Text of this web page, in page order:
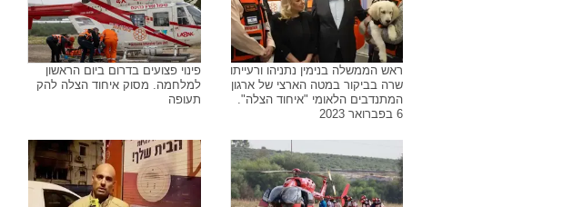
ראש הממשלה בנימין נתניהו ורעייתו
שרה בביקור במטה הארצי של ארגון
המתנדבים הלאומי "איחוד הצלה".
6 בפברואר 2023
פינוי פצועים בדרום ביום הראשון
למלחמה. מסוק איחוד הצלה להק
תעופה